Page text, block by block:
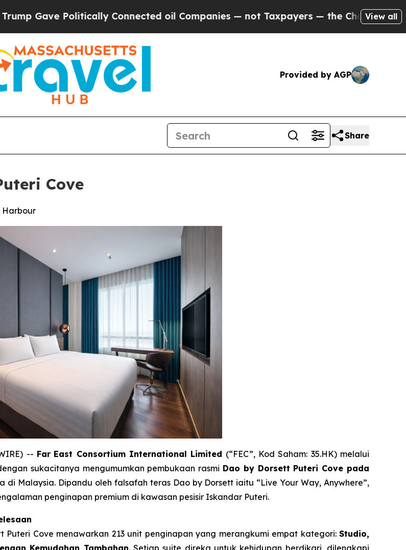
Connected oil Companies — not Taxpayers — the Chance to Cash in onView all
Provided by AGP
Share
Cove
Harbour
-- Far East Consortium International Limited (“FEC”, Kod Saham: 35.HK) melalui
sukacitanya mengumumkan pembukaan rasmi Dao by Dorsett Puteri Cove pada
di Malaysia. Dipandu oleh falsafah teras Dao by Dorsett iaitu “Live Your Way, Anywhere”,
penginapan premium di kawasan pesisir Iskandar Puteri.
Cove menawarkan 213 unit penginapan yang merangkumi empat kategori: Studio,